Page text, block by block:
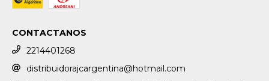
CONTACTANOS
2214401268
distribuidorajcargentina@hotmail.com